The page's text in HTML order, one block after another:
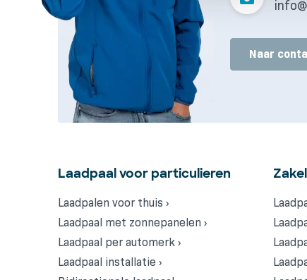
Naar
Laadpaal voor particulieren
Laadpalen voor thuis ›
Laadpaal met zonnepanelen ›
Laadpaal per automerk ›
Laadpaal installatie ›